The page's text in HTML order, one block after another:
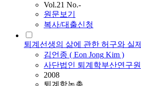
Vol.21 No.-
원문보기
복사/대출신청
퇴계선생의 삶에 관한 허구와 실제
김언종 ( Eon Jong Kim )
사단법인 퇴계학부산연구원
2008